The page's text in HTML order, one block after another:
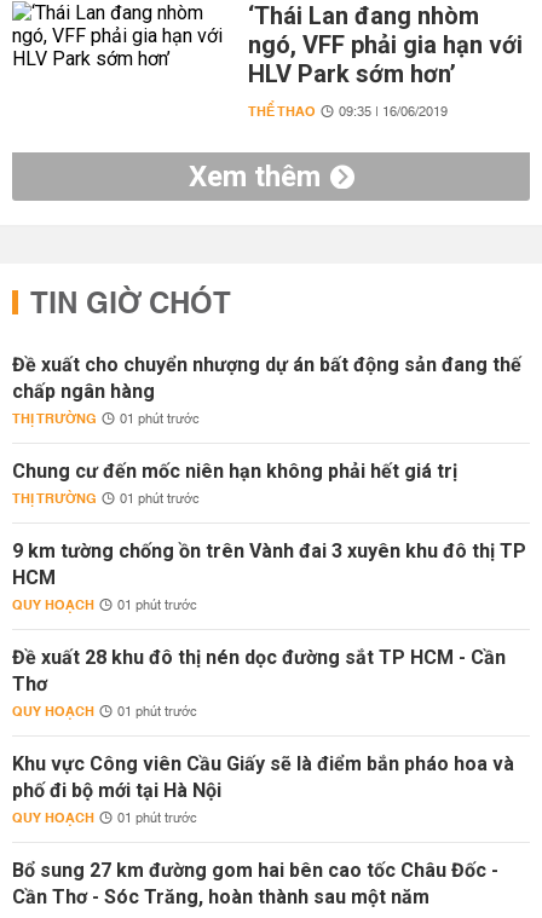
‘Thái Lan đang nhòm
ngó, VFF phải gia hạn với
HLV Park sớm hơn’
THỂ THAO 09:35 | 16/06/2019
Xem thêm
TIN GIỜ CHÓT
Đề xuất cho chuyển nhượng dự án bất động sản đang thế
chấp ngân hàng
THỊ TRƯỜNG 01 phút trước
Chung cư đến mốc niên hạn không phải hết giá trị
THỊ TRƯỜNG 01 phút trước
9 km tường chống ồn trên Vành đai 3 xuyên khu đô thị TP
HCM
QUY HOẠCH 01 phút trước
Đề xuất 28 khu đô thị nén dọc đường sắt TP HCM - Cần
Thơ
QUY HOẠCH 01 phút trước
Khu vực Công viên Cầu Giấy sẽ là điểm bắn pháo hoa và
phố đi bộ mới tại Hà Nội
QUY HOẠCH 01 phút trước
Bổ sung 27 km đường gom hai bên cao tốc Châu Đốc -
Cần Thơ - Sóc Trăng, hoàn thành sau một năm